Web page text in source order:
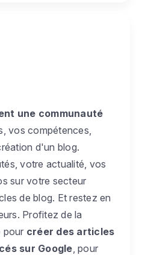
une communauté
vos compétences,
d'un blog.
votre actualité, vos
sur votre secteur
de blog. Et restez en
Profitez de la
pour créer des articles
sur Google , pour